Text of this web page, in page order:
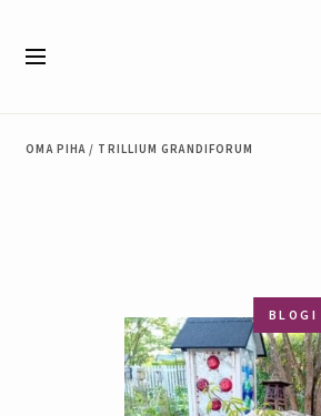
OMA PIHA / TRILLIUM GRANDIFORUM
BLOGI